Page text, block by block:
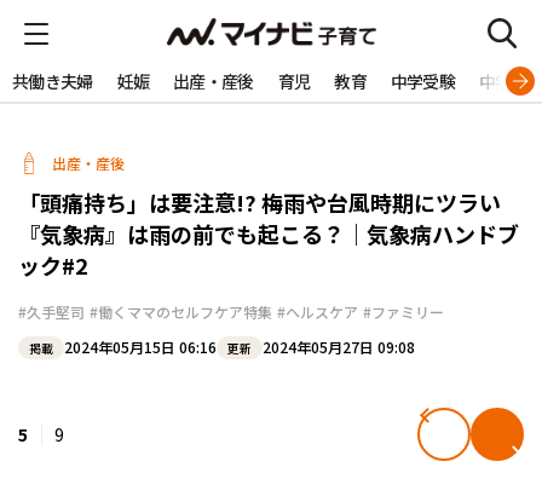
共働き夫婦 妊娠 出産・産後 育児 教育 中学受験 中学生
出産・産後
「頭痛持ち」は要注意!? 梅雨や台風時期にツラい
『気象病』は雨の前でも起こる？｜気象病ハンドブ
ック#2
#久手堅司 #働くママのセルフケア特集 #ヘルスケア #ファミリー
掲載 2024年05月15日 06:16 更新 2024年05月27日 09:08
5 9